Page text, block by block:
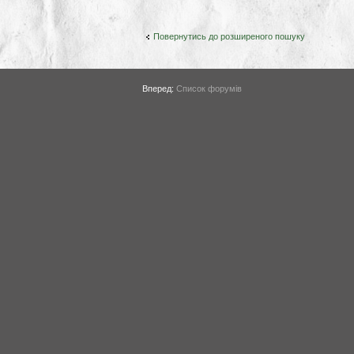
Повернутись до розширеного пошуку
Вперед: Список форумів